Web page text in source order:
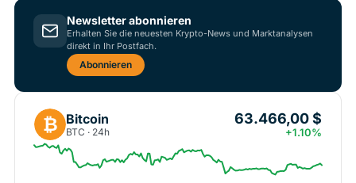
Newsletter abonnieren
Erhalten Sie die neuesten Krypto-News und Marktanalysen
direkt in Ihr Postfach.
Abonnieren
₿ Bitcoin
BTC · 24h
63.466,00 $
+1.10%